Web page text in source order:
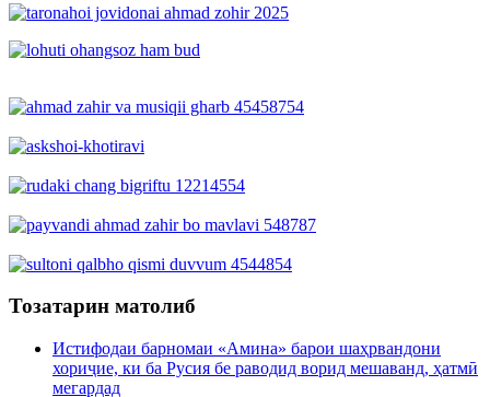
Тозатарин матолиб
Истифодаи барномаи «Амина» барои шаҳрвандони
хориҷие, ки ба Русия бе раводид ворид мешаванд, ҳатмӣ
мегардад